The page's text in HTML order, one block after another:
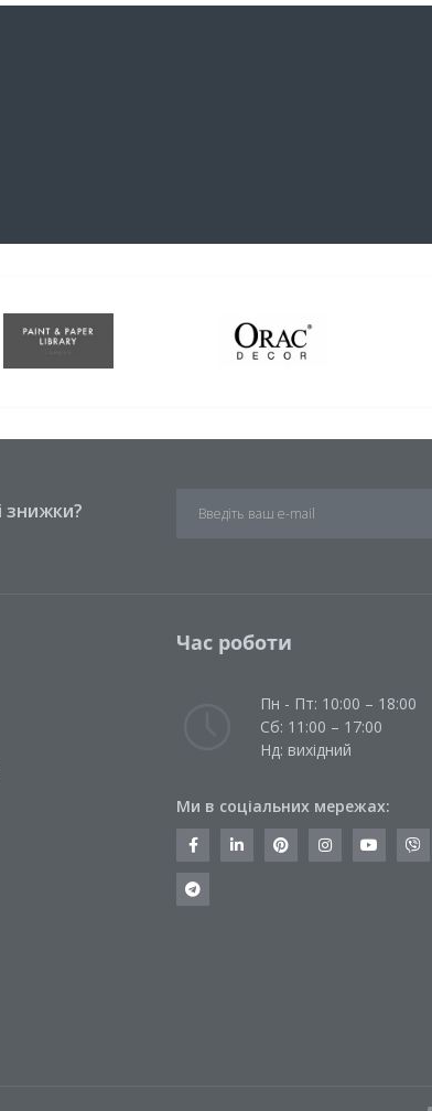
знижки?
Час роботи
Пн - Пт: 10:00 – 18:00
Сб: 11:00 – 17:00
Нд: вихідний
Ми в соціальних мережах: